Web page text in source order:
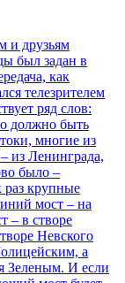
и друзьям
был задан в
как
телезрителем
ряд слов:
должно быть
многие из
из Ленинграда,
было –
крупные
мост – на
– в створе
Невского
а
Зеленым. И если